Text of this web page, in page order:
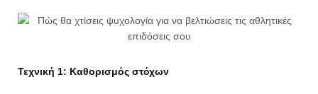
Τεχνική 1: Καθορισμός στόχων